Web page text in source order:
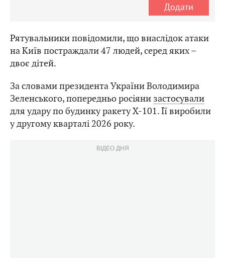
Додати
Рятувальники повідомили, що внаслідок атаки
на Київ постраждали 47 людей, серед яких –
двоє дітей.
За словами президента України Володимира
Зеленського, попередньо росіяни застосували
для удару по будинку ракету Х-101. Її виробили
у другому кварталі 2026 року.
ВІДЕО ДНЯ